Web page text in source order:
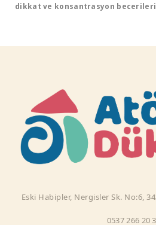
dikkat ve konsantrasyon
Eski Habipler, Nergisler Sk. No:6,
0537 266 20